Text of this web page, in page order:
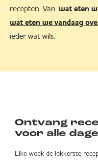
recepten. Van ‘wat eten
wat eten we vandaag
ieder wat wils.
Ontvang
voor alle
Elke week de lekkerste